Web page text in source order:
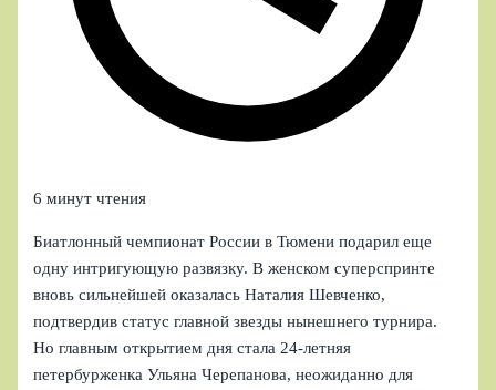
6 минут чтения
Биатлонный чемпионат России в Тюмени подарил еще
одну интригующую развязку. В женском суперспринте
вновь сильнейшей оказалась Наталия Шевченко,
подтвердив статус главной звезды нынешнего турнира.
Но главным открытием дня стала 24-летняя
петербурженка Ульяна Черепанова, неожиданно для